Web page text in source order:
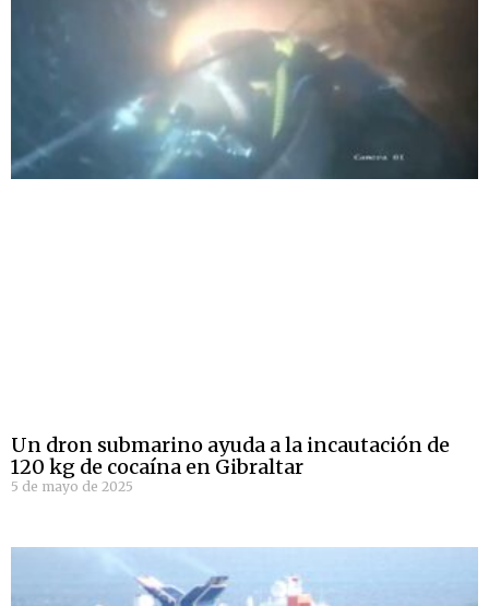
Un dron submarino ayuda a la incautación de
120 kg de cocaína en Gibraltar
5 de mayo de 2025